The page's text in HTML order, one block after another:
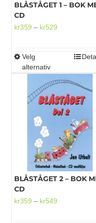
BLÅSTÅGET 1 – BOK
CD
kr359 – kr529Prisområde:
Velg
alternativ
Dette
har
flere
varianter.
Alternativene
kan
velges
på
produktsiden
BLÅSTÅGET 2 – BOK
CD
kr359 – kr549Prisområde: